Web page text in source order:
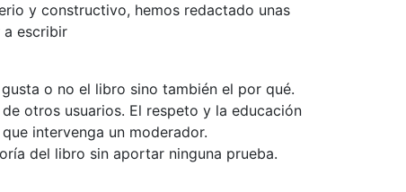
y constructivo, hemos redactado unas
a escribir
o no el libro sino también el por qué.
otros usuarios. El respeto y la educación
intervenga un moderador.
del libro sin aportar ninguna prueba.